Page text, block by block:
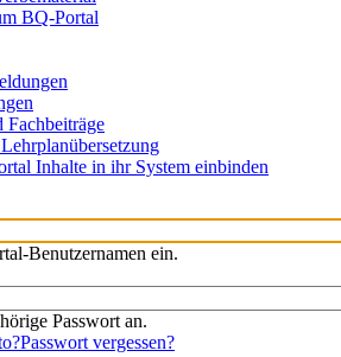
BQ-Portal
Fachbeiträge
Inhalte in ihr System einbinden
Benutzernamen ein.
Passwort an.
Passwort vergessen?